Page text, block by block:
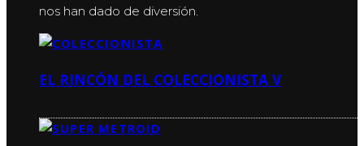
nos han dado de diversión.
EL RINCÓN DEL COLECCIONISTA V